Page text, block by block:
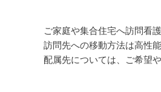
ご家庭や集合住宅へ訪問看
訪問先への移動方法は高性
配属先については、ご希望